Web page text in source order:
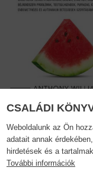
Tisztulj és gyógyulj
CSALÁDI
Weboldalunk az Ön
adatait annak
hirdetések és a
További információk